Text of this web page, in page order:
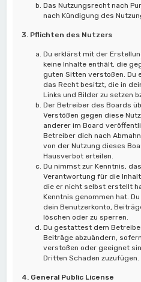
Das Nutzungsrecht nach
nach Kündigung des
3. Pflichten des Nutzers
Du erklärst mit der
keine Inhalte enthält, die
guten Sitten verstoßen. Du
das Recht besitzt, die in
Links und Bilder zu setzen
Der Betreiber des Boards
Verstößen gegen diese
anderer im Board
Betreiber dich nach
von der Nutzung dieses
Hausverbot erteilen.
Du nimmst zur Kenntnis,
Verantwortung für die
die er nicht selbst erstellt
Kenntnis genommen hat.
dein Benutzerkonto,
löschen oder zu sperren.
Du gestattest dem
Beiträge abzuändern,
verstoßen oder geeignet
Dritten Schaden zuzufügen.
4. General Public License